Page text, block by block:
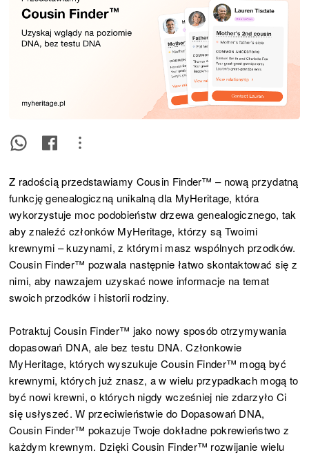
Z radością przedstawiamy Cousin Finder™ – nową przydatną
funkcję genealogiczną unikalną dla MyHeritage, która
wykorzystuje moc podobieństw drzewa genealogicznego, tak
aby znaleźć członków MyHeritage, którzy są Twoimi
krewnymi – kuzynami, z którymi masz wspólnych przodków.
Cousin Finder™ pozwala następnie łatwo skontaktować się z
nimi, aby nawzajem uzyskać nowe informacje na temat
swoich przodków i historii rodziny.
Potraktuj Cousin Finder™ jako nowy sposób otrzymywania
dopasowań DNA, ale bez testu DNA. Członkowie
MyHeritage, których wyszukuje Cousin Finder™ mogą być
krewnymi, których już znasz, a w wielu przypadkach mogą to
być nowi krewni, o których nigdy wcześniej nie zdarzyło Ci
się usłyszeć. W przeciwieństwie do Dopasowań DNA,
Cousin Finder™ pokazuje Twoje dokładne pokrewieństwo z
każdym krewnym. Dzięki Cousin Finder™ rozwijanie wielu